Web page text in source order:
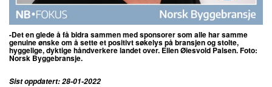
-Det en glede å få bidra sammen med sponsorer som alle har samme
genuine ønske om å sette et positivt søkelys på bransjen og stolte,
hyggelige, dyktige håndverkere landet over. Ellen Øiesvold Palsen. Foto:
Norsk Byggebransje.
Sist oppdatert: 28-01-2022